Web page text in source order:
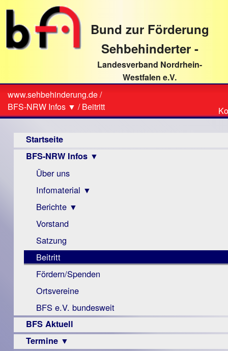
direkt
Textinhalt
Bund zur Förderung
Sehbehinderter -
Landesverband Nordrhein-
Westfalen e.V.
Sie
sind
hier
www.sehbehinderung.de/
BFS-NRW Infos ▼ /Beitritt
Startseite
BFS-NRW Infos ▼
Über uns
Infomaterial ▼
Visus
Zeitschrift
Monokular
Mac
Instagram-
Links
Berichte ▼
Archiv
Berichte
Vorstand
Satzung
Beitritt
Fördern/Spenden
Ortsvereine
BFS e.V. bundesweit
BFS Aktuell
Termine ▼